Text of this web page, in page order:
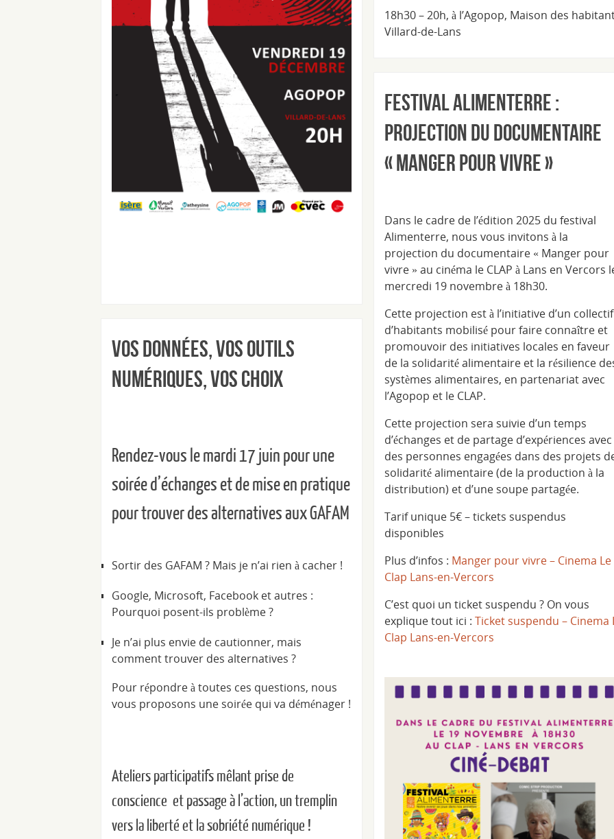
18h30 – 20h, à l’Agopop, Maison des
Villard-de-Lans
Festival Alimenterre :
Projection du documentaire
« Manger pour vivre »
Dans le cadre de l’édition 2025 du festival
Alimenterre, nous vous invitons à la
projection du documentaire « Manger pour
vivre » au cinéma le CLAP à Lans en Vercors
mercredi 19 novembre à 18h30.
Cette projection est à l’initiative d’un collectif
d’habitants mobilisé pour faire connaître et
promouvoir des initiatives locales en faveur
de la solidarité alimentaire et la résilience
systèmes alimentaires, en partenariat avec
l’Agopop et le CLAP.
Cette projection sera suivie d’un temps
d’échanges et de partage d’expériences avec
des personnes engagées dans des projets
solidarité alimentaire (de la production à la
distribution) et d’une soupe partagée.
Tarif unique 5€ – tickets suspendus
disponibles
Plus d’infos : Manger pour vivre – Cinema Le
Clap Lans-en-Vercors
C’est quoi un ticket suspendu ? On vous
explique tout ici : Ticket suspendu – Cinema
Clap Lans-en-Vercors
Vos données, vos outils
numériques, vos choix
Rendez-vous le mardi 17 juin pour une
soirée d’échanges et de mise en pratique
pour trouver des alternatives aux GAFAM
Sortir des GAFAM ? Mais je n’ai rien à cacher !
Google, Microsoft, Facebook et autres :
Pourquoi posent-ils problème ?
Je n’ai plus envie de cautionner, mais
comment trouver des alternatives ?
Pour répondre à toutes ces questions, nous
vous proposons une soirée qui va déménager !
Ateliers participatifs mêlant prise de
conscience et passage à l’action, un tremplin
vers la liberté et la sobriété numérique !